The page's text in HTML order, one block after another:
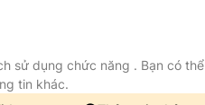
sử dụng chức năng . Bạn có thể
tin khác.